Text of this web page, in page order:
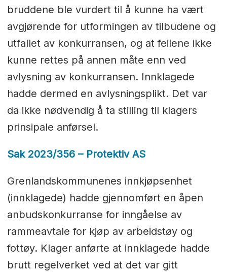
bruddene ble vurdert til å kunne ha vært
avgjørende for utformingen av tilbudene og
utfallet av konkurransen, og at feilene ikke
kunne rettes på annen måte enn ved
avlysning av konkurransen. Innklagede
hadde dermed en avlysningsplikt. Det var
da ikke nødvendig å ta stilling til klagers
prinsipale anførsel.
Sak 2023/356 – Protektiv AS
Grenlandskommunenes innkjøpsenhet
(innklagede) hadde gjennomført en åpen
anbudskonkurranse for inngåelse av
rammeavtale for kjøp av arbeidstøy og
fottøy. Klager anførte at innklagede hadde
brutt regelverket ved at det var gitt